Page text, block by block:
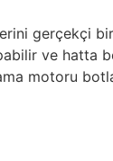
gerçekçi
ve hatta
motoru